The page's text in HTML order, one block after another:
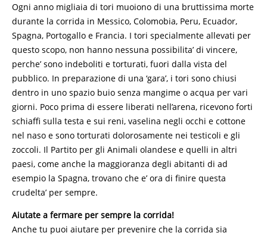
Ogni anno migliaia di tori muoiono di una bruttissima morte
durante la corrida in Messico, Colomobia, Peru, Ecuador,
Spagna, Portogallo e Francia. I tori specialmente allevati per
questo scopo, non hanno nessuna possibilita’ di vincere,
perche’ sono indeboliti e torturati, fuori dalla vista del
pubblico. In preparazione di una ‘gara’, i tori sono chiusi
dentro in uno spazio buio senza mangime o acqua per vari
giorni. Poco prima di essere liberati nell’arena, ricevono forti
schiaffi sulla testa e sui reni, vaselina negli occhi e cottone
nel naso e sono torturati dolorosamente nei testicoli e gli
zoccoli. Il Partito per gli Animali olandese e quelli in altri
paesi, come anche la maggioranza degli abitanti di ad
esempio la Spagna, trovano che e’ ora di finire questa
crudelta’ per sempre.
Aiutate a fermare per sempre la corrida!
Anche tu puoi aiutare per prevenire che la corrida sia